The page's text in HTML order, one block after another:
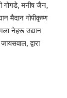
गोगडे, मनीष जैन,
मैदान गोपीकृष्ण
नेहरू उद्यान
द्वारा